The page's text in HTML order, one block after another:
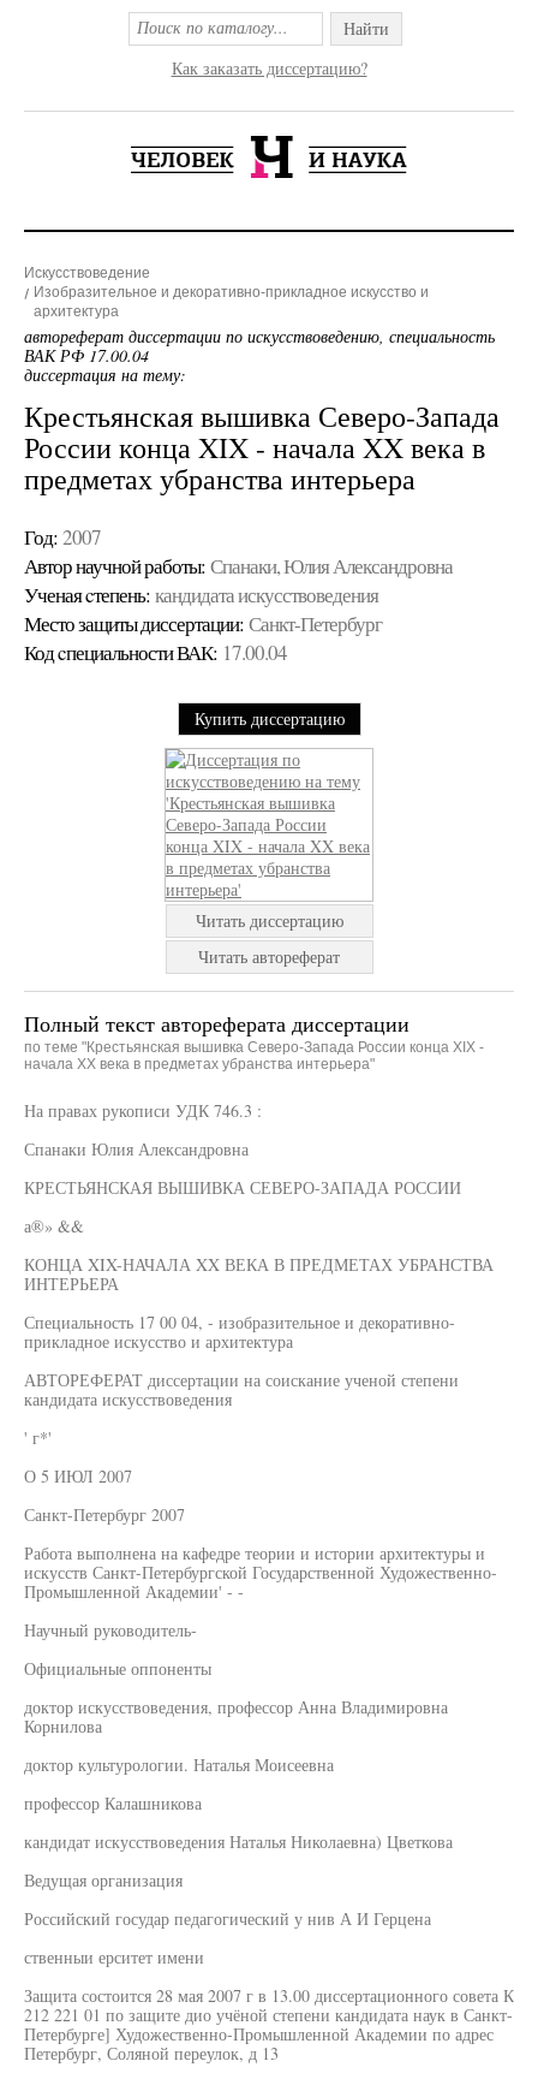
Найти
Как заказать диссертацию?
Искусствоведение
Изобразительное и декоративно-прикладное искусство и
архитектура
автореферат диссертации по искусствоведению, специальность
ВАК РФ 17.00.04
диссертация на тему:
Крестьянская вышивка Северо-Запада
России конца XIX - начала XX века в
предметах убранства интерьера
Год: 2007
Автор научной работы: Спанаки, Юлия Александровна
Ученая cтепень: кандидата искусствоведения
Место защиты диссертации: Санкт-Петербург
Код cпециальности ВАК: 17.00.04
Купить диссертацию
Читать диссертацию
Читать автореферат
Полный текст автореферата диссертации
по теме "Крестьянская вышивка Северо-Запада России конца XIX -
начала XX века в предметах убранства интерьера"
На правах рукописи УДК 746.3 :
Спанаки Юлия Александровна
КРЕСТЬЯНСКАЯ ВЫШИВКА СЕВЕРО-ЗАПАДА РОССИИ
а®» &&
КОНЦА XIX-НАЧАЛА XX ВЕКА В ПРЕДМЕТАХ УБРАНСТВА
ИНТЕРЬЕРА
Специальность 17 00 04, - изобразительное и декоративно-
прикладное искусство и архитектура
АВТОРЕФЕРАТ диссертации на соискание ученой степени
кандидата искусствоведения
' г*'
О 5 ИЮЛ 2007
Санкт-Петербург 2007
Работа выполнена на кафедре теории и истории архитектуры и
искусств Санкт-Петербургской Государственной Художественно-
Промышленной Академии' - -
Научный руководитель-
Официальные оппоненты
доктор искусствоведения, профессор Анна Владимировна
Корнилова
доктор культурологии. Наталья Моисеевна
профессор Калашникова
кандидат искусствоведения Наталья Николаевна) Цветкова
Ведущая организация
Российский государ педагогический у нив А И Герцена
ственныи ерситет имени
Защита состоится 28 мая 2007 г в 13.00 диссертационного совета К
212 221 01 по защите дио учёной степени кандидата наук в Санкт-
Петербурге] Художественно-Промышленной Академии по адрес
Петербург, Соляной переулок, д 13